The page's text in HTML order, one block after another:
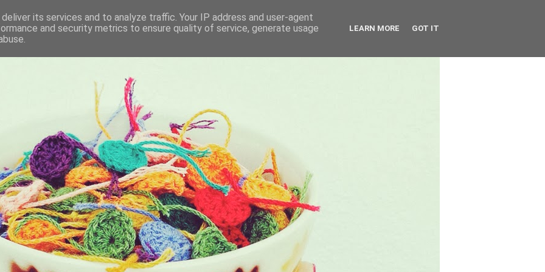
its services and to analyze traffic. Your IP address and user-agent
and security metrics to ensure quality of service, generate usage
LEARN MORE GOT IT